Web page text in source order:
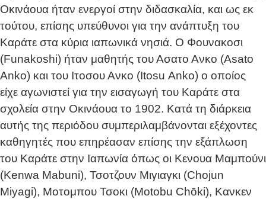
Οκινάουα ήταν ενεργοί στην διδασκαλία, και ως εκ
τούτου, επίσης υπεύθυνοι για την ανάπτυξη του
Καράτε στα κύρια ιαπωνικά νησιά. Ο Φουνακοσι
(Funakoshi) ήταν μαθητής του Ασατο Ανκο (Asato
Αnko) και του Ιτοσου Ανκο (Itosu Αnko) ο οποίος
είχε αγωνιστεί για την εισαγωγή του Καράτε στα
σχολεία στην Οκινάουα το 1902. Κατά τη διάρκεια
αυτής της περιόδου συμπεριλαμβάνονται εξέχοντες
καθηγητές που επηρέασαν επίσης την εξάπλωση
του Καράτε στην Ιαπωνία όπως οι Κενουα Μαμπούνι
(Kenwa Mabuni), Τσοτζουν Μιγιαγκι (Chojun
Miyagi), Μοτομπου Τσοκι (Motobu Chōki), Κανκεν